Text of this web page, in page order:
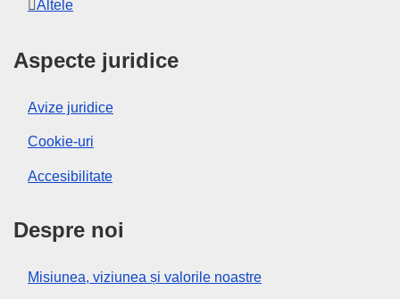
Altele
Aspecte juridice
Avize juridice
Cookie-uri
Accesibilitate
Despre noi
Misiunea, viziunea și valorile noastre